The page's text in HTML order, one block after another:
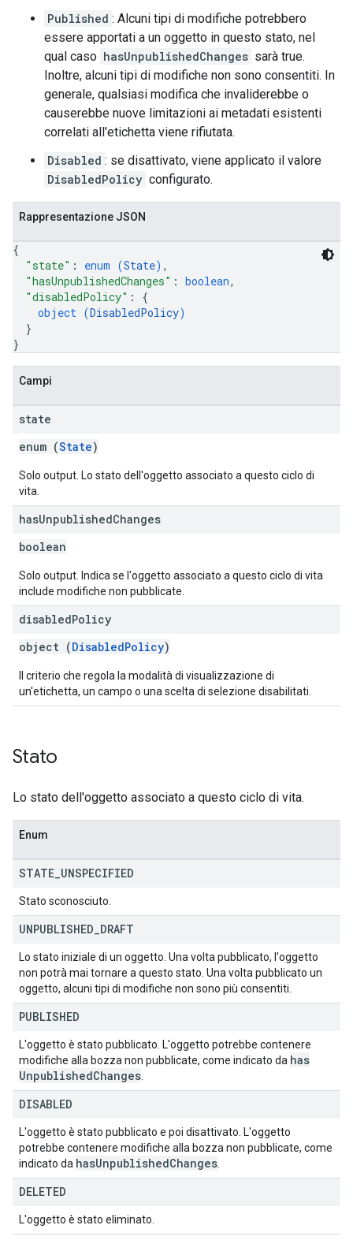
Published : Alcuni tipi di modifiche potrebbero
essere apportati a un oggetto in questo stato, nel
qual caso hasUnpublishedChanges sarà true.
Inoltre, alcuni tipi di modifiche non sono consentiti. In
generale, qualsiasi modifica che invaliderebbe o
causerebbe nuove limitazioni ai metadati esistenti
correlati all'etichetta viene rifiutata.
Disabled : se disattivato, viene applicato il valore
DisabledPolicy configurato.
Rappresentazione JSON
{
"state" : enum (State) ,
"hasUnpublishedChanges" : boolean,
"disabledPolicy" : {
object (DisabledPolicy)
}
}
Campi
state
enum (State)
Solo output. Lo stato dell'oggetto associato a questo ciclo di
vita.
hasUnpublishedChanges
boolean
Solo output. Indica se l'oggetto associato a questo ciclo di vita
include modifiche non pubblicate.
disabledPolicy
object (DisabledPolicy)
Il criterio che regola la modalità di visualizzazione di
un'etichetta, un campo o una scelta di selezione disabilitati.
Stato
Lo stato dell'oggetto associato a questo ciclo di vita.
Enum
STATE UNSPECIFIED
Stato sconosciuto.
UNPUBLISHED DRAFT
Lo stato iniziale di un oggetto. Una volta pubblicato, l'oggetto
non potrà mai tornare a questo stato. Una volta pubblicato un
oggetto, alcuni tipi di modifiche non sono più consentiti.
PUBLISHED
L'oggetto è stato pubblicato. L'oggetto potrebbe contenere
modifiche alla bozza non pubblicate, come indicato da has
UnpublishedChanges
DISABLED
L'oggetto è stato pubblicato e poi disattivato. L'oggetto
potrebbe contenere modifiche alla bozza non pubblicate, come
indicato da hasUnpublishedChanges
DELETED
L'oggetto è stato eliminato.